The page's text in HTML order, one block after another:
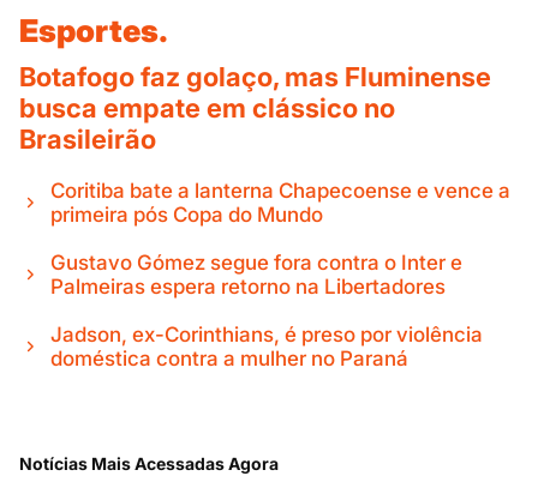
Esportes.
Botafogo faz golaço, mas Fluminense
busca empate em clássico no
Brasileirão
Coritiba bate a lanterna Chapecoense e vence a
primeira pós Copa do Mundo
Gustavo Gómez segue fora contra o Inter e
Palmeiras espera retorno na Libertadores
Jadson, ex-Corinthians, é preso por violência
doméstica contra a mulher no Paraná
Notícias Mais Acessadas Agora